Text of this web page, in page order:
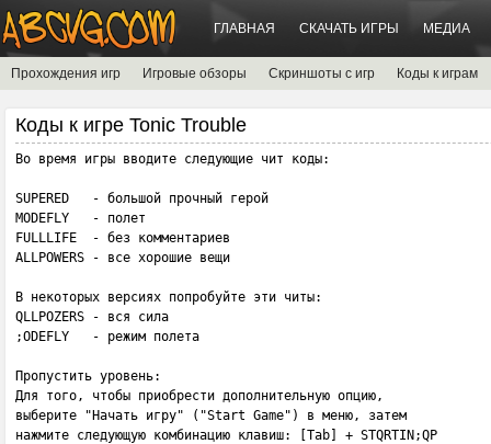
ГЛАВНАЯ СКАЧАТЬ ИГРЫ МЕДИА
Прохождения игр Игровые обзоры Скриншоты с игр Коды к играм
Коды к игре Tonic Trouble
Во время игры вводите следующие чит коды:
SUPERED   - большой прочный герой
MODEFLY   - полет
FULLLIFE  - без комментариев
ALLPOWERS - все хорошие вещи
В некоторых версиях попробуйте эти читы:
QLLPOZERS - вся сила
;ODEFLY   - режим полета
Пропустить уровень:
Для того, чтобы приобрести дополнительную опцию,
выберите "Начать игру" ("Start Game") в меню, затем
нажмите следующую комбинацию клавиш: [Tab] + STQRTIN;QP